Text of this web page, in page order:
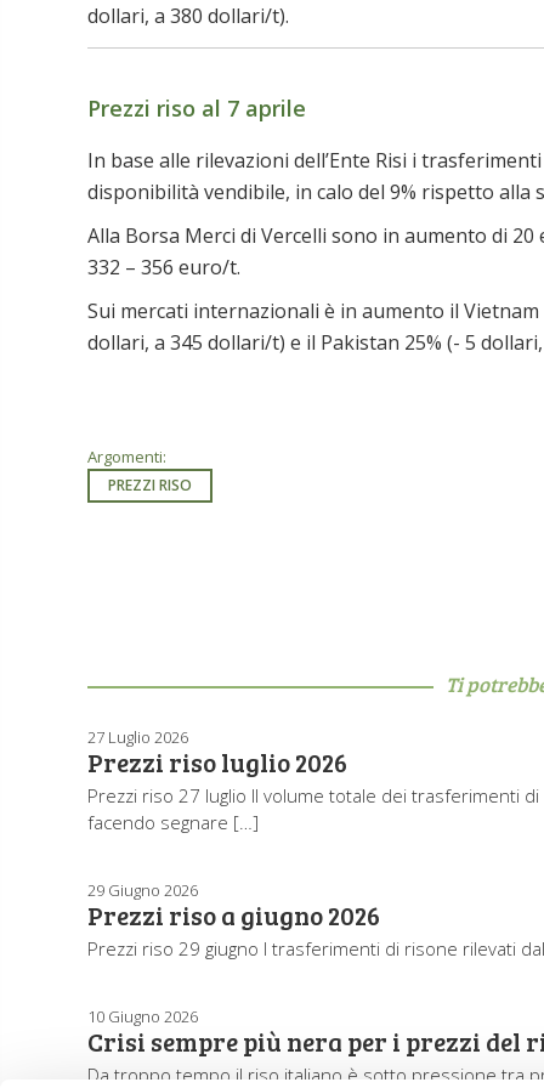
dollari, a 380 dollari/t).
Prezzi riso al 7 aprile
In base alle rilevazioni dell’Ente Risi i
disponibilità vendibile, in calo del 9% rispetto alla
Alla Borsa Merci di Vercelli sono in aumento di
332 – 356 euro/t.
Sui mercati internazionali è in aumento il
dollari, a 345 dollari/t) e il Pakistan 25% (- 5
Argomenti:
PREZZI RISO
Ti
27 Luglio 2026
Prezzi riso luglio 2026
Prezzi riso 27 luglio Il volume totale dei trasferimenti
facendo segnare […]
29 Giugno 2026
Prezzi riso a giugno 2026
Prezzi riso 29 giugno I trasferimenti di risone rilevati
10 Giugno 2026
Crisi sempre più nera per i prezzi del
Da troppo tempo il riso italiano è sotto pressione tra